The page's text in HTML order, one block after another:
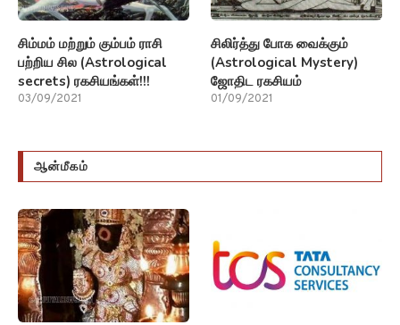
சிம்மம் மற்றும் கும்பம் ராசி
பற்றிய சில (Astrological
secrets) ரகசியங்கள்!!!
03/09/2021
சிலிர்த்து போக வைக்கும்
(Astrological Mystery)
ஜோதிட ரகசியம்
01/09/2021
ஆன்மீகம்